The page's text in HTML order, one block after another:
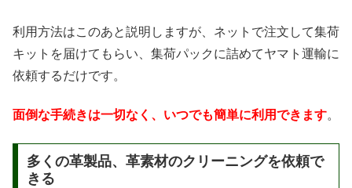
利用方法はこのあと説明しますが、ネットで注文して集荷
キットを届けてもらい、集荷パックに詰めてヤマト運輸に
依頼するだけです。
面倒な手続きは一切なく、いつでも簡単に利用できます。
多くの革製品、革素材のクリーニングを依頼で
きる